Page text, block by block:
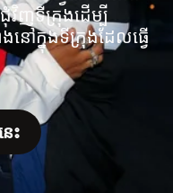
វិញទីក្រុងដើម្បី
នៅក្នុងទីក្រុងដែលធ្វើ
ះ